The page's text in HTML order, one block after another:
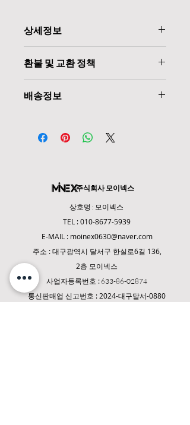
상세정보
자세한 상품 정보가 있습니다.
환불 및 교환 정책
관한 법률」에 의거합니다.
배송정보
택배사 및 운송 업체 사정에 따라 평균
주식회사 모이넥스
상호명 : 모이넥스
TEL :010-8677-5939
E-MAIL : moinex0630@naver.com
주소 : 대구광역시 달서구 한실로6길 136,
2층 모이넥스
사업자등록번호 :633-86-02874
통신판매업 신고번호 : 2024-대구달서-0880